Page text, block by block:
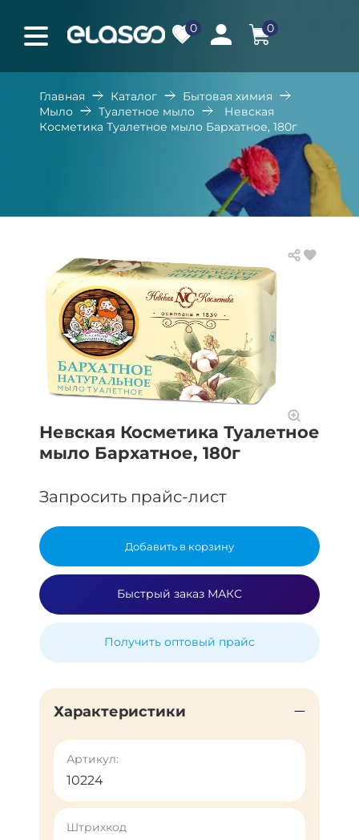
0 0
Главная Каталог
Бытовая химия
Мыло
Туалетное мыло
Невская
Косметика Туалетное мыло Бархатное, 180г
Невская Косметика Туалетное
мыло Бархатное, 180г
Запросить прайс-лист
Добавить в корзину
Быстрый заказ МАКС
Получить оптовый прайс
Характеристики
Артикул:
10224
Штрихкод